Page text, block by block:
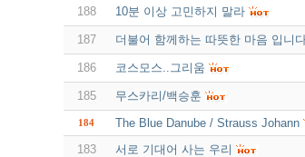
188 10분 이상 고민하지 말라
187 더불어 함께하는 따뜻한 마음 입니
186 코스모스..그리움
185 무스카리/백승훈
184 The Blue Danube / Strauss Johann
183 서로 기대어 사는 우리